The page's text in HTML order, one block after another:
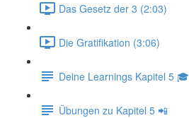
Das Gesetz der 3 (2:03)
Die Gratifikation (3:06)
Deine Learnings Kapitel 5 🎓
Übungen zu Kapitel 5 📲